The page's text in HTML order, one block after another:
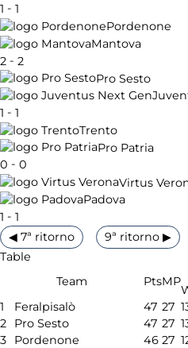
1 - 1
Pordenone
Mantova
2 - 2
Pro Sesto
1 - 1
Trento
Pro Patria
0 - 0
Virtus
Padova
1 - 1
◀ 7ª ritorno
9ª ritorno ▶
Table
Team
PtsMP
1
Feralpisalò 47 27
2
Pro Sesto 47 27
3
Pordenone 46 27